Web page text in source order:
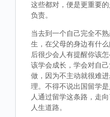
这些都对，便是更重要
负责。
当去到一个自己完全不
生，在父母的身边有什
后很少会人有提醒你该
该学会成长，学会对自
做，因为不主动就很难
理。不得不说出国留学
人通过留学这条路，走
人生道路。